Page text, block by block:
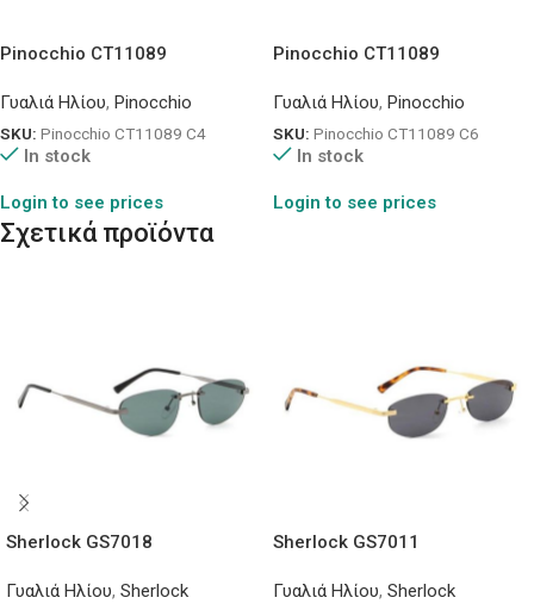
Pinocchio CT11089
Γυαλιά Ηλίου, Pinocchio
SKU: Pinocchio CT11089 C4
In stock
Login to see prices
Pinocchio CT11089
Γυαλιά Ηλίου, Pinocchio
SKU: Pinocchio CT11089 C6
In stock
Login to see prices
Σχετικά προϊόντα
Sherlock GS7018
Γυαλιά Ηλίου, Sherlock
Sherlock GS7011
Γυαλιά Ηλίου, Sherlock